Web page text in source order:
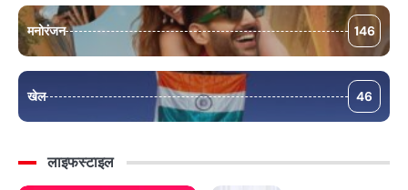
मनोरंजन 146
खेल 46
लाइफस्टाइल